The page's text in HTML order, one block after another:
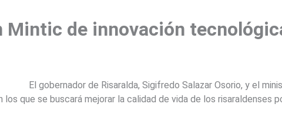
Mintic de innovación
El gobernador de Risaralda, Sigifredo Salazar Osorio, y el
que se buscará mejorar la calidad de vida de los risaraldenses